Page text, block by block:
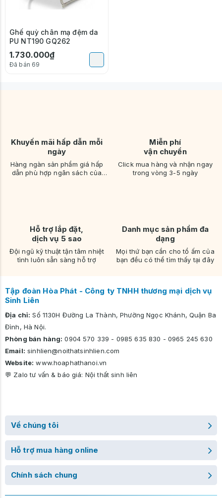
Ghế quỳ chân mạ đệm da
PU NT190 GQ262
1.730.000₫
Đã bán 69
Khuyến mãi hấp dẫn mỗi
ngày
Hàng ngàn sản phẩm giá hấp
dẫn phù hợp ngân sách của
Miễn phí
vận chuyển
Click mua hàng và nhận ngay
trong vòng 3-5 ngày
Hỗ trợ lắp đặt,
dịch vụ 5 sao
Đội ngũ kỹ thuật tận tâm nhiệt
tình luôn sẵn sàng hỗ trợ
Danh mục sản phẩm đa
dạng
Mọi thứ bạn cần cho tổ ấm của
bạn đều có thể tìm thấy tại đây
Tập đoàn Hòa Phát - Công ty TNHH thương mại dịch vụ
Sinh Liên
Địa chỉ: Số 1130H Đường La Thành, Phường Ngọc Khánh, Quận Ba
Đình, Hà Nội.
Phòng bán hàng: 0904 570 339 - 0985 635 830 - 0965 245 630
Email: sinhlien@noithatsinhlien.com
Website: www.hoaphathanoi.vn
💬 Zalo tư vấn & báo giá: Nội thất sinh liên
Về chúng tôi
Hỗ trợ mua hàng online
Chính sách chung